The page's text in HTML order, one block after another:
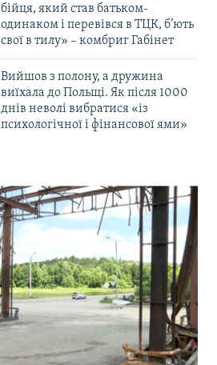
бійця, який став батьком-
одинаком і перевівся в ТЦК, б’ють
свої в тилу» – комбриг Габінет
Вийшов з полону, а дружина
виїхала до Польщі. Як після 1000
днів неволі вибратися «із
психологічної і фінансової ями»